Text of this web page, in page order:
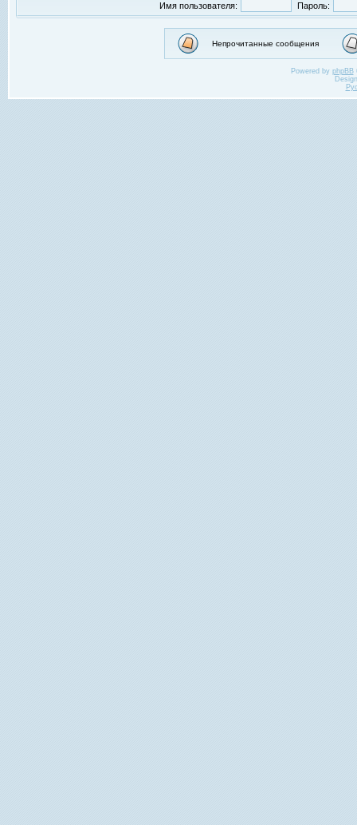
Имя пользователя: Пароль:
Непрочитанные сообщения
Powered by phpBB